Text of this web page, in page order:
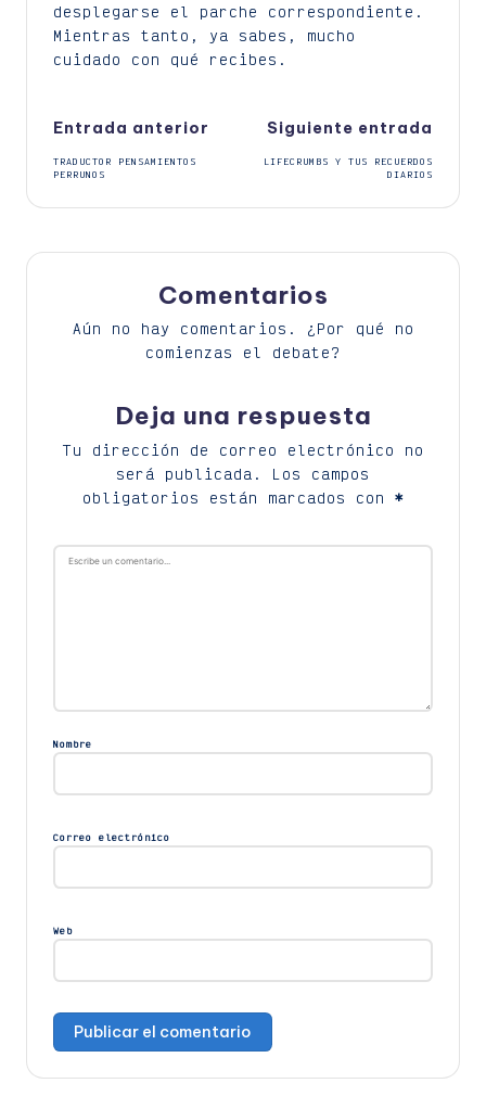
desplegarse el parche correspondiente.
Mientras tanto, ya sabes, mucho
cuidado con qué recibes.
Navegación
de
entradas
Entrada anterior
TRADUCTOR PENSAMIENTOS
PERRUNOS
Siguiente entrada
LIFECRUMBS Y TUS RECUERDOS
DIARIOS
Comentarios
Aún no hay comentarios. ¿Por qué no
comienzas el debate?
Deja una respuesta
Tu dirección de correo electrónico no
será publicada.
Los campos
obligatorios están marcados con *
Nombre
Correo electrónico
Web